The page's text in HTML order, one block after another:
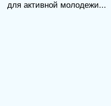
для активной молодежи...